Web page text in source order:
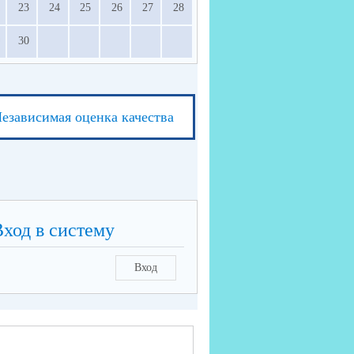
23 24 25 26 27 28
30
оценка качества
в систему
Вход